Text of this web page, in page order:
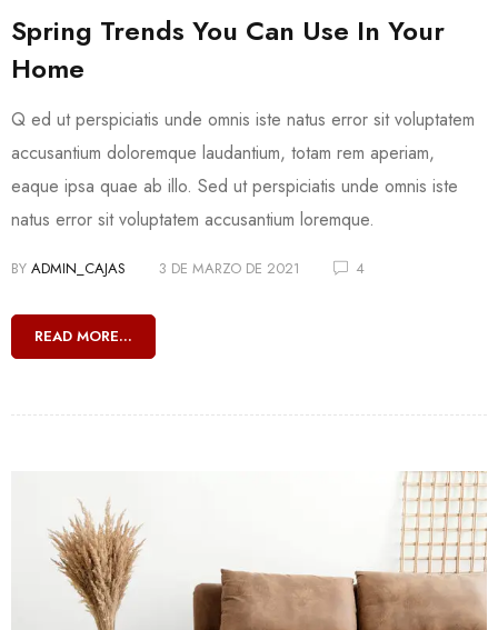
Spring Trends You Can Use In Your
Home
Q ed ut perspiciatis unde omnis iste natus error sit voluptatem
accusantium doloremque laudantium, totam rem aperiam,
eaque ipsa quae ab illo. Sed ut perspiciatis unde omnis iste
natus error sit voluptatem accusantium loremque.
BY ADMIN_CAJAS 3 DE MARZO DE 2021 4
READ MORE...